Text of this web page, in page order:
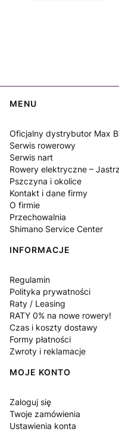
Linki w stopce
MENU
Oficjalny dystrybutor Max
Serwis rowerowy
Serwis nart
Rowery elektryczne –
Pszczyna i okolice
Kontakt i dane firmy
O firmie
Przechowalnia
Shimano Service Center
INFORMACJE
Regulamin
Polityka prywatności
Raty / Leasing
RATY 0% na nowe rowery!
Czas i koszty dostawy
Formy płatności
Zwroty i reklamacje
MOJE KONTO
Zaloguj się
Twoje zamówienia
Ustawienia konta